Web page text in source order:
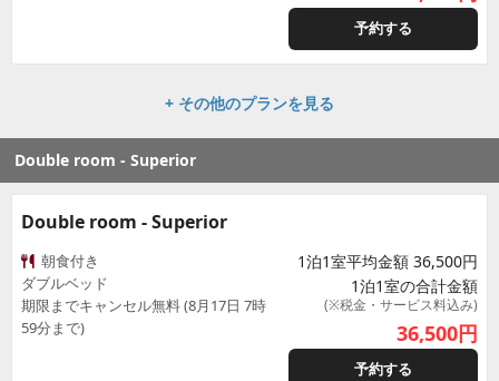
予約する
+ その他のプランを見る
Double room - Superior
Double room - Superior
朝食付き
ダブルベッド
期限までキャンセル無料 (8月17日 7時
59分まで)
1泊1室平均金額 36,500円
1泊1室の合計金額
(※税金・サービス料込み)
36,500円
予約する